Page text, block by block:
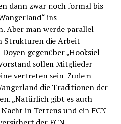
dann zwar noch formal bis
ins
Aber man werde parallel
Strukturen die Arbeit
gegenüber „Hooksiel-
sollen Mitglieder
vertreten sein. Zudem
die Traditionen der
„Natürlich gibt es auch
in Tettens und ein FCN